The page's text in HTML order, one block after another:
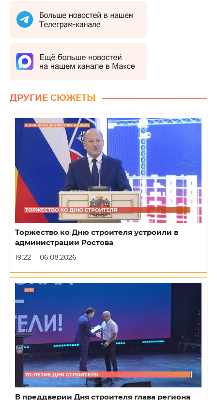
ДРУГИЕ СЮЖЕТЫ
Торжество ко Дню строителя устроили в
администрации Ростова
19:22 06.08.2026
В преддверии Дня строителя глава региона